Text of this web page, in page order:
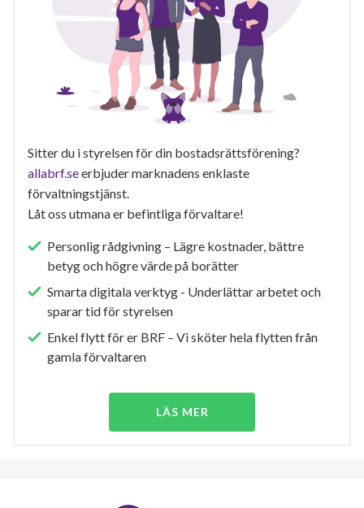
Sitter du i styrelsen för din bostadsrättsförening?
allabrf.seerbjuder marknadens enklaste
förvaltningstjänst.
Låt oss utmana er befintliga förvaltare!
Personlig rådgivning – Lägre kostnader, bättre
betyg och högre värde på borätter
Smarta digitala verktyg - Underlättar arbetet och
sparar tid för styrelsen
Enkel flytt för er BRF – Vi sköter hela flytten från
gamla förvaltaren
LÄS MER